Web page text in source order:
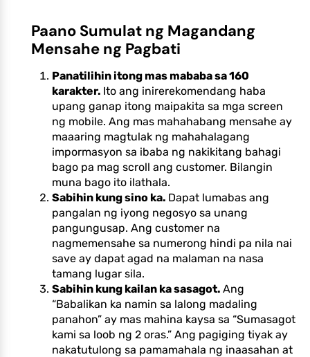
Paano Sumulat ng Magandang
Mensahe ng Pagbati
Panatilihin itong mas mababa sa 160
karakter. Ito ang inirerekomendang haba
upang ganap itong maipakita sa mga screen
ng mobile. Ang mas mahahabang mensahe ay
maaaring magtulak ng mahahalagang
impormasyon sa ibaba ng nakikitang bahagi
bago pa mag scroll ang customer. Bilangin
muna bago ito ilathala.
Sabihin kung sino ka. Dapat lumabas ang
pangalan ng iyong negosyo sa unang
pangungusap. Ang customer na
nagmemensahe sa numerong hindi pa nila nai
save ay dapat agad na malaman na nasa
tamang lugar sila.
Sabihin kung kailan ka sasagot. Ang
“Babalikan ka namin sa lalong madaling
panahon” ay mas mahina kaysa sa “Sumasagot
kami sa loob ng 2 oras.” Ang pagiging tiyak ay
nakatutulong sa pamamahala ng inaasahan at